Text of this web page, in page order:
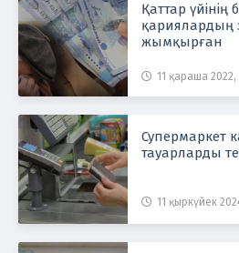
Қаттар
қариялардың
жымқырған
11 қараша 2022,
Супермаркет
тауарларды
11 қыркүйек